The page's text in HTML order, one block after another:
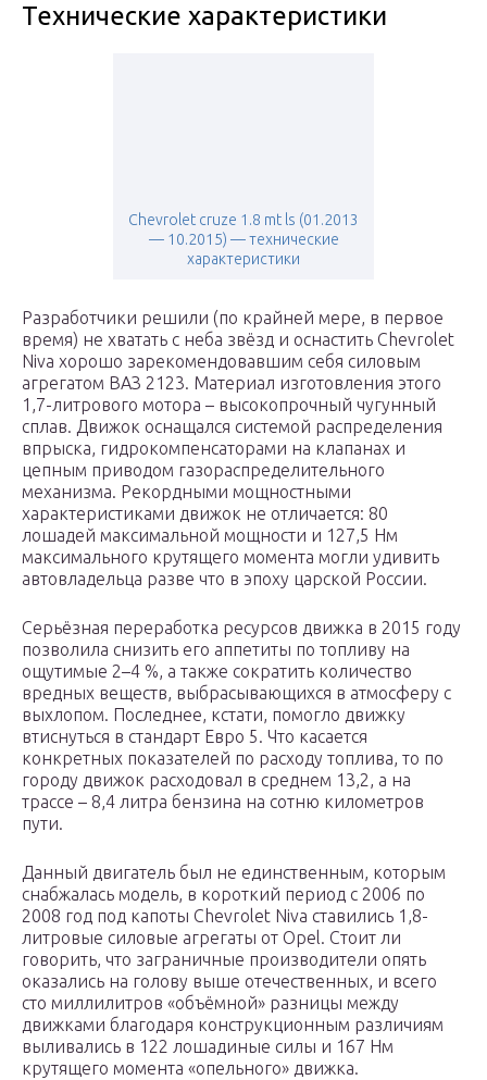
Технические характеристики
Chevrolet cruze 1.8 mt ls (01.2013
— 10.2015) — технические
характеристики
Разработчики решили (по крайней мере, в первое
время) не хватать с неба звёзд и оснастить Chevrolet
Niva хорошо зарекомендовавшим себя силовым
агрегатом ВАЗ 2123. Материал изготовления этого
1,7-литрового мотора – высокопрочный чугунный
сплав. Движок оснащался системой распределения
впрыска, гидрокомпенсаторами на клапанах и
цепным приводом газораспределительного
механизма. Рекордными мощностными
характеристиками движок не отличается: 80
лошадей максимальной мощности и 127,5 Нм
максимального крутящего момента могли удивить
автовладельца разве что в эпоху царской России.
Серьёзная переработка ресурсов движка в 2015 году
позволила снизить его аппетиты по топливу на
ощутимые 2–4 %, а также сократить количество
вредных веществ, выбрасывающихся в атмосферу с
выхлопом. Последнее, кстати, помогло движку
втиснуться в стандарт Евро 5. Что касается
конкретных показателей по расходу топлива, то по
городу движок расходовал в среднем 13,2, а на
трассе – 8,4 литра бензина на сотню километров
пути.
Данный двигатель был не единственным, которым
снабжалась модель, в короткий период с 2006 по
2008 год под капоты Chevrolet Niva ставились 1,8-
литровые силовые агрегаты от Opel. Стоит ли
говорить, что заграничные производители опять
оказались на голову выше отечественных, и всего
сто миллилитров «объёмной» разницы между
движками благодаря конструкционным различиям
выливались в 122 лошадиные силы и 167 Нм
крутящего момента «опельного» движка.